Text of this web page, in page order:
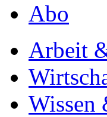
Abo
Arbeit
Wissen